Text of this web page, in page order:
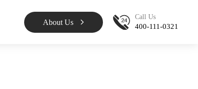
About Us
Call Us
400-111-0321